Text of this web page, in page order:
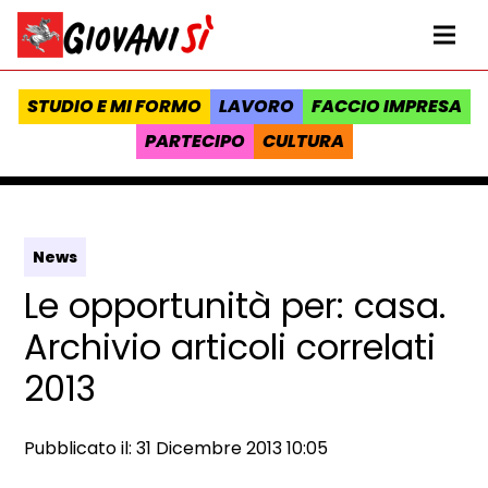
Vai al contenuto
Homepage Giovanisì - Progetto della Regione Toscana
STUDIO E MI FORMO LAVORO
FACCIO IMPRESA
PARTECIPO
CULTURA
News
Le opportunità per: casa.
Archivio articoli correlati
2013
Data e ora:
Pubblicato il: 31 Dicembre 2013 10:05